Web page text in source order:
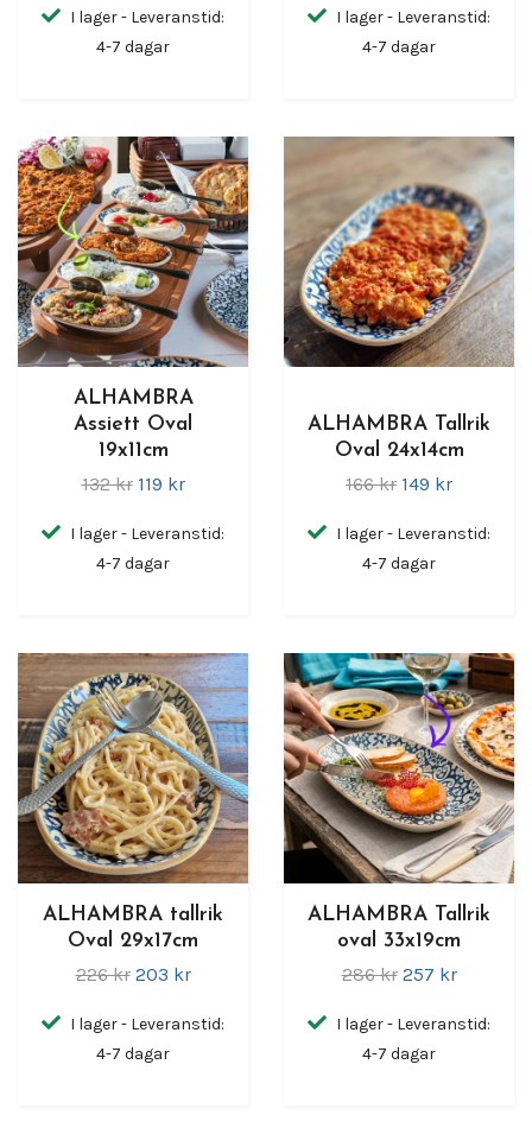
I lager - Leveranstid:
4-7 dagar
I lager - Leveranstid:
4-7 dagar
ALHAMBRA
Assiett Oval
19x11cm
132 kr 119 kr
I lager - Leveranstid:
4-7 dagar
ALHAMBRA Tallrik
Oval 24x14cm
166 kr 149 kr
I lager - Leveranstid:
4-7 dagar
ALHAMBRA tallrik
Oval 29x17cm
226 kr 203 kr
I lager - Leveranstid:
4-7 dagar
ALHAMBRA Tallrik
oval 33x19cm
286 kr 257 kr
I lager - Leveranstid:
4-7 dagar